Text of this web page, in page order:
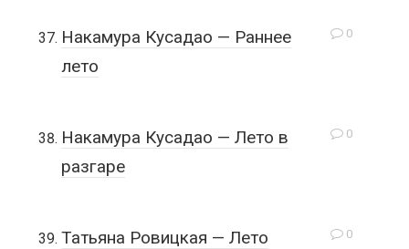
0
Накамура Кусадао — Раннее
лето
0
Накамура Кусадао — Лето в
разгаре
0
Татьяна Ровицкая — Лето